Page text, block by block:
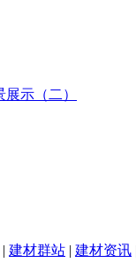
| 建材群站 | 建材资讯